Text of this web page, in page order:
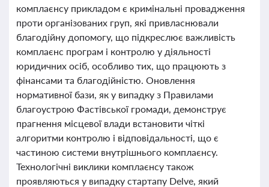
комплаєнсу прикладом є кримінальні провадження
проти організованих груп, які привласнювали
благодійну допомогу, що підкреслює важливість
комплаєнс програм і контролю у діяльності
юридичних осіб, особливо тих, що працюють з
фінансами та благодійністю. Оновлення
нормативної бази, як у випадку з Правилами
благоустрою Фастівської громади, демонструє
прагнення місцевої влади встановити чіткі
алгоритми контролю і відповідальності, що є
частиною системи внутрішнього комплаєнсу.
Технологічні виклики комплаєнсу також
проявляються у випадку стартапу Delve, який